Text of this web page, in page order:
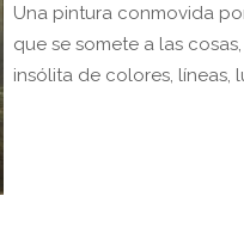
Una pintura conmovida
que se somete a las
insólita de colores, líneas,